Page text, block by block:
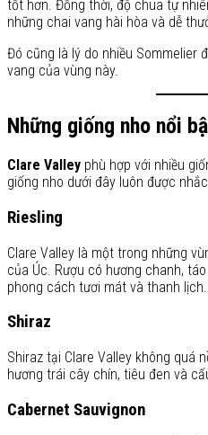
tốt hơn. Đồng thời, độ chua tự
những chai vang hài hòa và dễ
Đó cũng là lý do nhiều Sommelier
vang của vùng này.
Những giống nho nổi
Clare Valley phù hợp với nhiều
giống nho dưới đây luôn được
Riesling
Clare Valley là một trong những
của Úc. Rượu có hương chanh,
phong cách tươi mát và thanh lịch.
Shiraz
Shiraz tại Clare Valley không quá
hương trái cây chín, tiêu đen và
Cabernet Sauvignon